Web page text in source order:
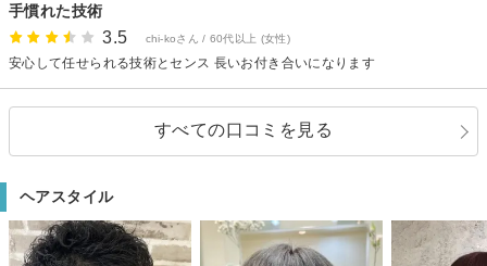
手慣れた技術
3.5 chi-koさん / 60代以上 (女性)
安心して任せられる技術とセンス 長いお付き合いになります
すべての口コミを見る
ヘアスタイル